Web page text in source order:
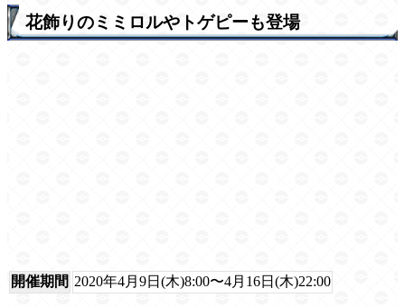
花飾りのミミロルやトゲピーも登場
開催期間 2020年4月9日(木)8:00〜4月16日(木)22:00